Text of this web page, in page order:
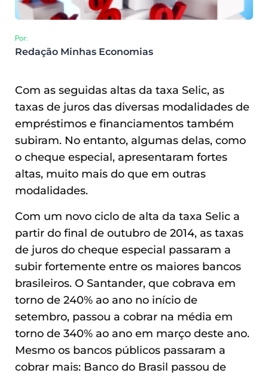
Por:
Redação Minhas Economias
Com as seguidas altas da taxa Selic, as
taxas de juros das diversas modalidades de
empréstimos e financiamentos também
subiram. No entanto, algumas delas, como
o cheque especial, apresentaram fortes
altas, muito mais do que em outras
modalidades.
Com um novo ciclo de alta da taxa Selic a
partir do final de outubro de 2014, as taxas
de juros do cheque especial passaram a
subir fortemente entre os maiores bancos
brasileiros. O Santander, que cobrava em
torno de 240% ao ano no início de
setembro, passou a cobrar na média em
torno de 340% ao ano em março deste ano.
Mesmo os bancos públicos passaram a
cobrar mais: Banco do Brasil passou de